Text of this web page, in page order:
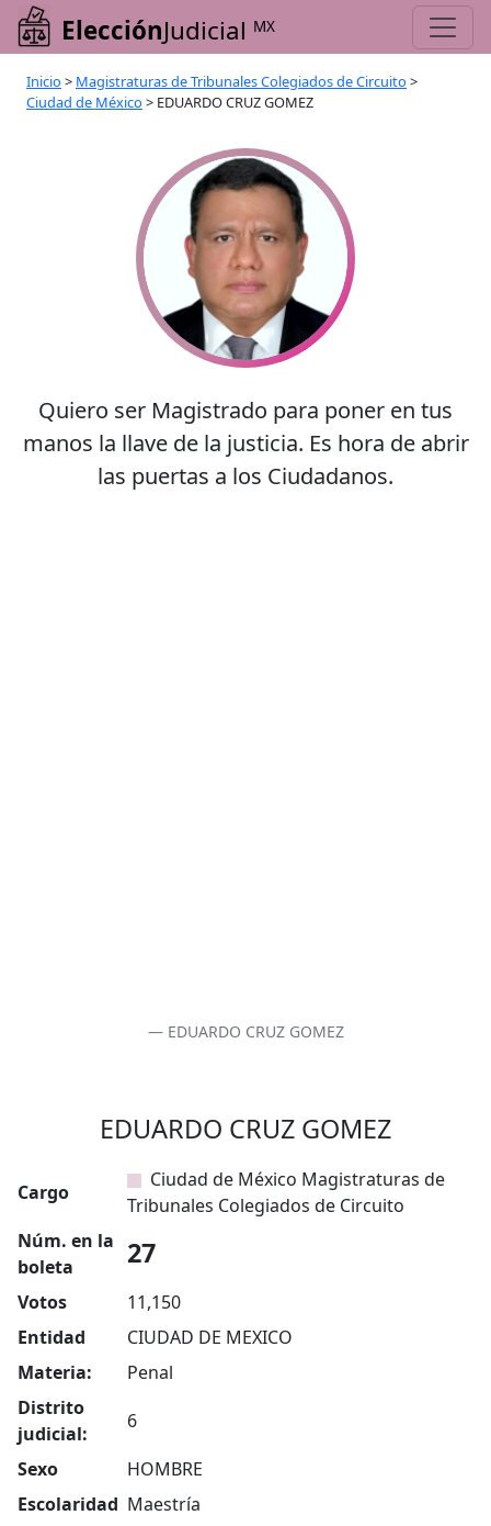
ElecciónJudicial MX
Inicio > Magistraturas de Tribunales Colegiados de Circuito >
Ciudad de México > EDUARDO CRUZ GOMEZ
Quiero ser Magistrado para poner en tus
manos la llave de la justicia. Es hora de abrir
las puertas a los Ciudadanos.
EDUARDO CRUZ GOMEZ
EDUARDO CRUZ GOMEZ
Cargo
Ciudad de México Magistraturas de
Tribunales Colegiados de Circuito
Núm. en la
boleta
27
Votos
11,150
Entidad
CIUDAD DE MEXICO
Materia:
Penal
Distrito
judicial:
6
Sexo
HOMBRE
Escolaridad Maestría